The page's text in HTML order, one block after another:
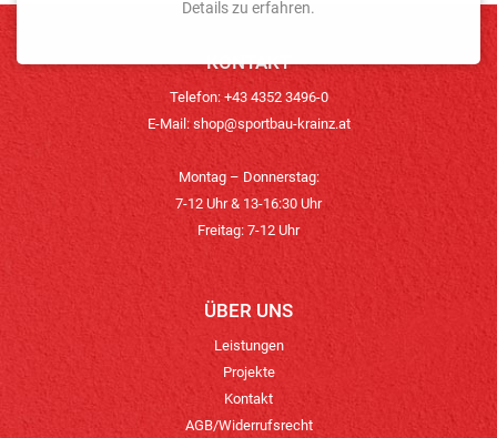
KONTAKT
Telefon: +43 4352 3496-0
E-Mail:shop@sportbau-krainz.at
Montag – Donnerstag:
7-12 Uhr & 13-16:30 Uhr
Freitag: 7-12 Uhr
ÜBER UNS
Leistungen
Projekte
Kontakt
AGB/Widerrufsrecht
Details zu erfahren.